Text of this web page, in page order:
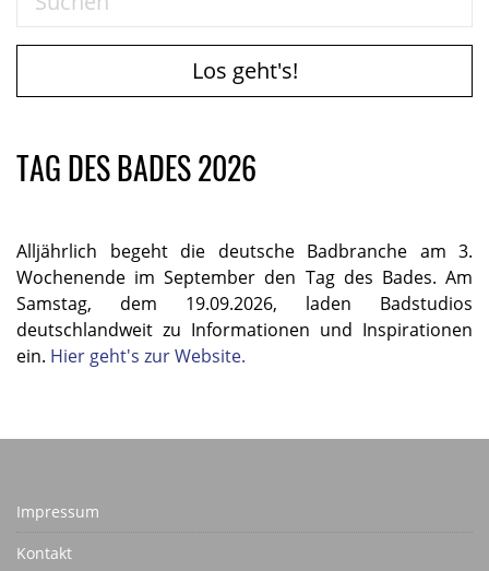
Los geht's!
TAG DES BADES 2026
Alljährlich begeht die deutsche Badbranche am 3.
Wochenende im September den Tag des Bades. Am
Samstag, dem 19.09.2026, laden Badstudios
deutschlandweit zu Informationen und Inspirationen
ein. Hier geht's zur Website.
Impressum
Kontakt